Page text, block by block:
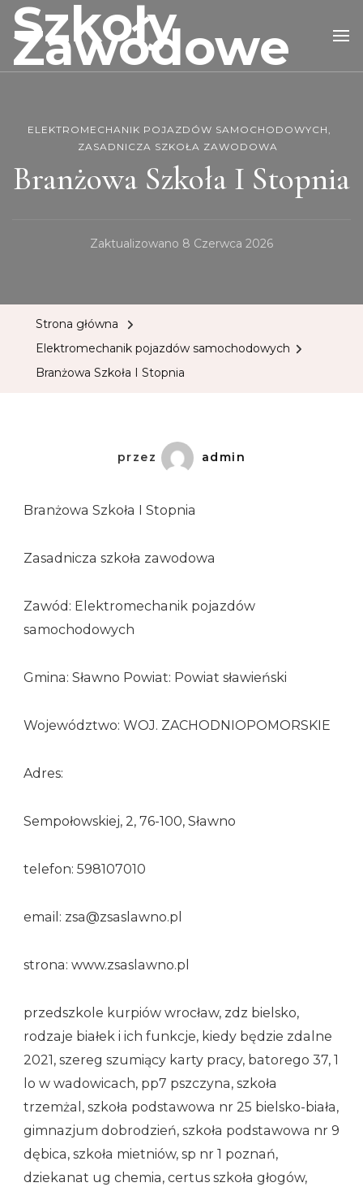
Szkoły
Zawodowe
ELEKTROMECHANIK POJAZDÓW SAMOCHODOWYCH
ZASADNICZA SZKOŁA ZAWODOWA
Branżowa Szkoła I Stopnia
Zaktualizowano 8 Czerwca 2026
Strona główna
Elektromechanik pojazdów samochodowych
Branżowa Szkoła I Stopnia
przez admin
Branżowa Szkoła I Stopnia
Zasadnicza szkoła zawodowa
Zawód: Elektromechanik pojazdów
samochodowych
Gmina: Sławno Powiat: Powiat sławieński
Województwo: WOJ. ZACHODNIOPOMORSKIE
Adres:
Sempołowskiej, 2, 76-100, Sławno
telefon: 598107010
email: zsa@zsaslawno.pl
strona: www.zsaslawno.pl
przedszkole kurpiów wrocław, zdz bielsko,
rodzaje białek i ich funkcje, kiedy będzie zdalne
2021, szereg szumiący karty pracy, batorego 37, 1
lo w wadowicach, pp7 pszczyna, szkoła
trzemżal, szkoła podstawowa nr 25 bielsko-biała,
gimnazjum dobrodzień, szkoła podstawowa nr 9
dębica, szkoła mietniów, sp nr 1 poznań,
dziekanat ug chemia, certus szkoła głogów,